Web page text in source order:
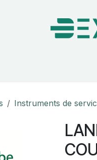
Instruments de